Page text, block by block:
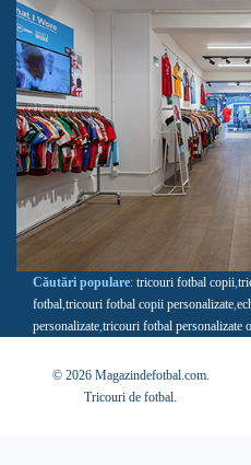
Căutări populare: tricouri fotbal copii
fotbal tricouri fotbal copii personalizate
personalizate tricouri fotbal personalizate
© 2026 Magazindefotbal.com.
Tricouri de fotbal